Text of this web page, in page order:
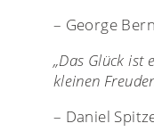
– George
„Das Glück ist
kleinen
– Daniel